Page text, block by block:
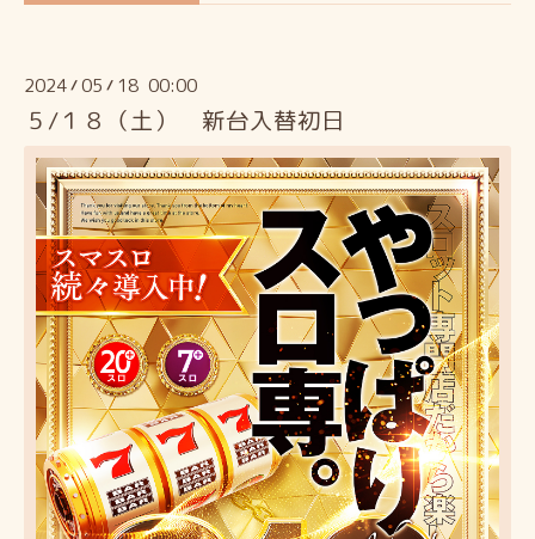
2024/05 / 18 00:00
５/１８（土） 新台入替初日